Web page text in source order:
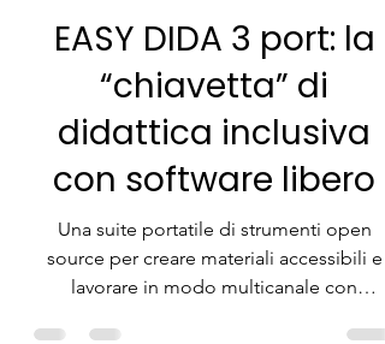
Redazione ForAllWe
20 apr
Tempo di lettura: 4 min
EASY DIDA 3 port: la
“chiavetta” di
didattica inclusiva
con software libero
Una suite portatile di strumenti open
source per creare materiali accessibili e